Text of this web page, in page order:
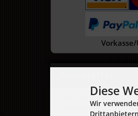
Hier geht es zur
Abmeldung
Diese
Wir